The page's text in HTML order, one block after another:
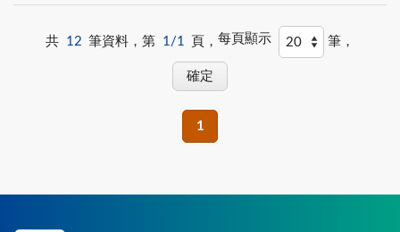
共 12 筆資料，第 1/1 頁， 每頁顯示 筆，
1